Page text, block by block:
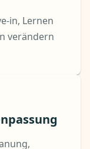
in, Lernen
verändern